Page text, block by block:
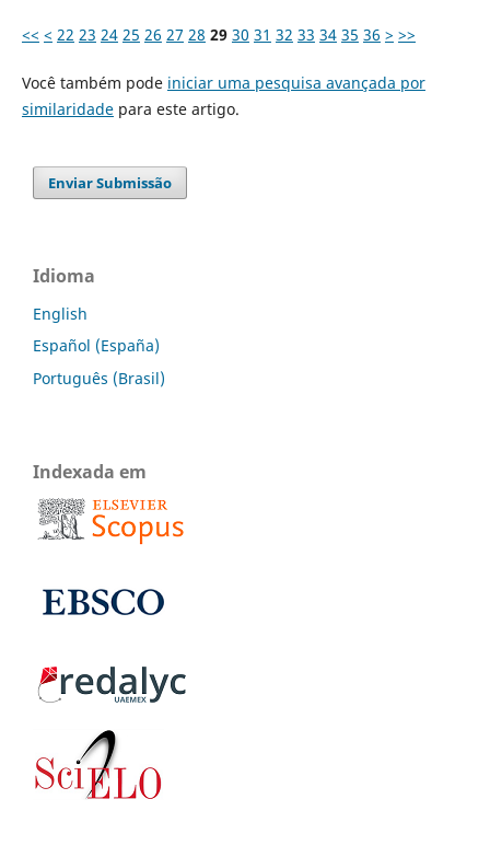
<< < 22 23 24 25 26 27 28 29 30 31 32 33 34 35 36 > >>
Você também pode iniciar uma pesquisa avançada por
similaridadepara este artigo.
Enviar Submissão
Idioma
English
Español (España)
Português (Brasil)
Indexada em